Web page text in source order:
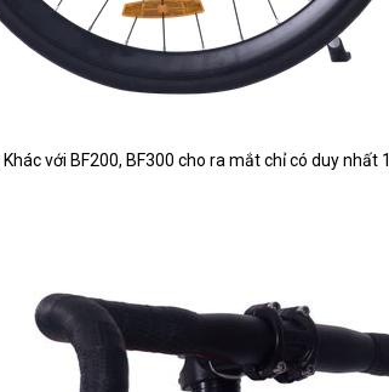
Khác với BF200, BF300 cho ra mắt chỉ có duy